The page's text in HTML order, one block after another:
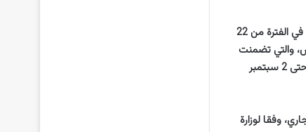
وجاء إعلان الكشوف النهائية بعد انتهاء مرحلة تقديم طلبات قيد المرشحين للانتخابات والتي استمرت في الفترة من 22
الأولية لقوائم المتقدمين للترشح في 30 أغسطس، والتي تضمنت
294 مرشحا بينهم 29 امرأة، ثم مرحلة تقديم التظلمات والاعتراضات التي استمرت من 31 أغسطس وحتى 2 سبتمبر
الدعاية الانتخابية التي تستمر حتى 30 سبتمبر الجاري، وفقا لوزارة